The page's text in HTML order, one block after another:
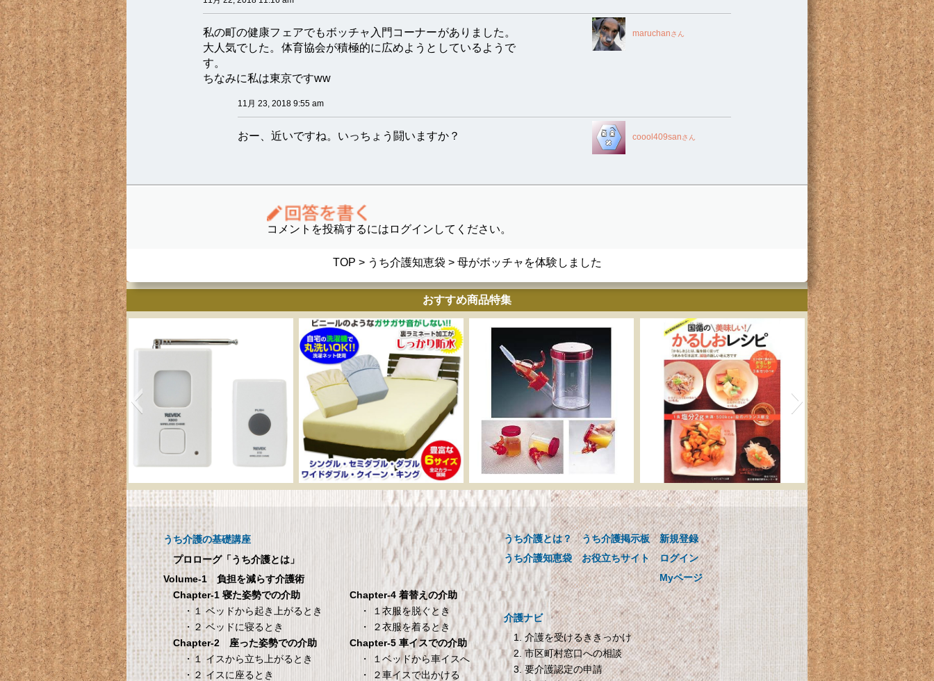
maruchanさん
私の町の健康フェアでもボッチャ入門コーナーがありました。
大人気でした。体育協会が積極的に広めようとしているようで
す。
ちなみに私は東京ですww
11月 23, 2018 9:55 am
coool409sanさん
おー、近いですね。いっちょう闘いますか？
コメントを投稿するにはログインしてください。
TOP > うち介護知恵袋 > 母がボッチャを体験しました
おすすめ商品特集
際病院の 愛情健
康レシピ
呼び出しチャイムセット
X810
呼び出しチャイムセット X810
メーカー直販 ベッド用ボ
ックスシーツ 防水シー
ツ 【介護シーツ･ベッド
用防水シーツ】シングル
100×200×30cm クリーム
メーカー直販 ベッド用ボックス
シーツ 防水シーツ 【介護シーツ･
ベッド用防水シーツ】シングル
100×200×30cm クリーム
介助用食器 らくらくゴ
ックンスープ・お茶用
【介護用品】
介助用食器 らくらくゴックンス
ープ・お茶用【介護用品】
国循の美味しい! かるし
おレシピ 0.1mlまで量れ
る! かるしおスプーン3本
セットつき
国循の美味しい! かるしおレシピ
0.1mlまで量れる! かるしおスプー
ン3本セットつき
タンスのゲン 介護用ベ
ッドテーブル キャスタ
TANITA 【乗った人をピ
タリと当てる「乗るピタ
オムロン HEM-7200 自
動血圧計
SHARP プラズマクラス
ター搭載 加湿機 気化式
うち介護の基礎講座
プロローグ「うち介護とは」
Volume-1 負担を減らす介護術
Chapter-1 寝た姿勢での介助
・１ ベッドから起き上がるとき
・２ ベッドに寝るとき
Chapter-2 座った姿勢での介助
・１ イスから立ち上がるとき
・２ イスに座るとき
Chapter-4 着替えの介助
・ １衣服を脱ぐとき
・ ２衣服を着るとき
Chapter-5 車イスでの介助
・ １ベッドから車イスへ
・ ２車イスで出かける
うち介護とは？
うち介護知恵袋
うち介護掲示板
お役立ちサイト
新規登録
ログイン
Myページ
介護ナビ
1. 介護を受けるききっかけ
2. 市区町村窓口への相談
3. 要介護認定の申請